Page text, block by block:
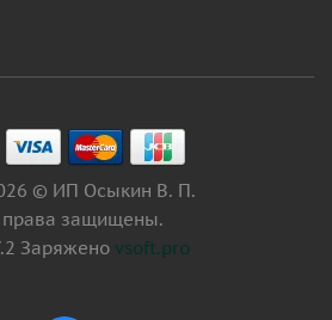
© ИП Осыкин В. П.
права защищены.
Заряжено vsoft.pro